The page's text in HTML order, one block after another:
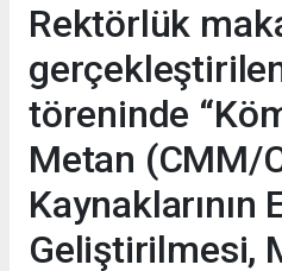
Rektörlük
töreninde
Metan (CMM/
Kaynaklarının
Geliştirilmesi,